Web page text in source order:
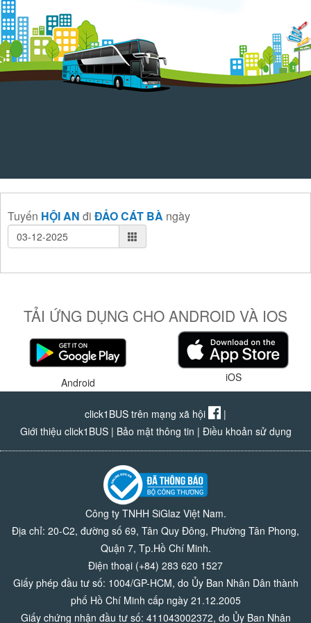
Tuyến HỘI AN đi ĐẢO CÁT BÀ ngày
TẢI ỨNG DỤNG CHO ANDROID VÀ IOS
Android iOS
click1BUS trên mạng xã hội
|
Giới thiệu click1BUS| Bảo mật thông tin | Điều khoản sử dụng
Công ty TNHH SiGlaz Việt Nam.
Địa chỉ: 20-C2, đường số 69, Tân Quy Đông, Phường Tân Phong,
Quận 7, Tp.Hồ Chí Minh.
Điện thoại (+84) 283 620 1527
Giấy phép đầu tư số: 1004/GP-HCM, do Ủy Ban Nhân Dân thành
phố Hồ Chí Minh cấp ngày 21.12.2005
Giấy chứng nhận đầu tư số: 411043002372, do Ủy Ban Nhân